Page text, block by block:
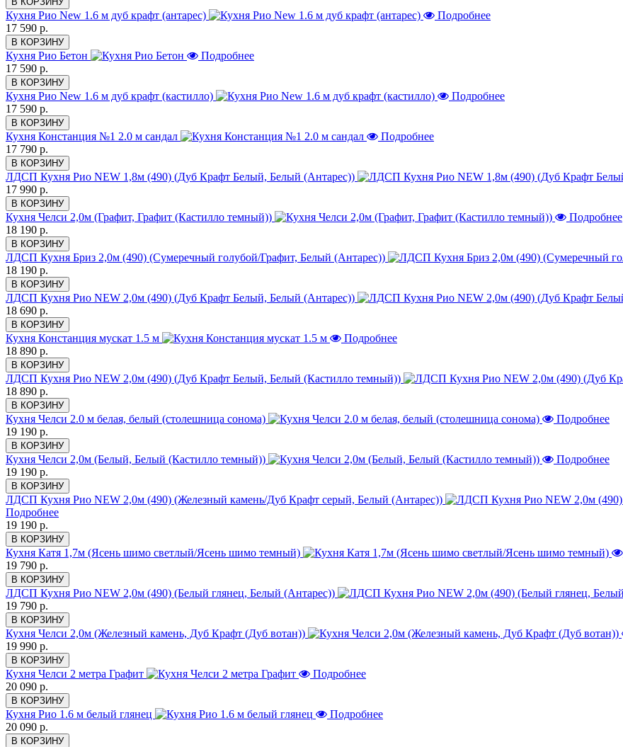
Кухня Рио New 1.6 м дуб крафт (антарес)
Подробнее
17 590 р.
В КОРЗИНУ
Кухня Рио Бетон
Подробнее
17 590 р.
В КОРЗИНУ
Кухня Рио New 1.6 м дуб крафт (кастилло)
Подробнее
17 590 р.
В КОРЗИНУ
Кухня Констанция №1 2.0 м сандал
Подробнее
17 790 р.
В КОРЗИНУ
ЛДСП Кухня Рио NEW 1,8м (490) (Дуб Крафт Белый, Белый (Антарес))
17 990 р.
В КОРЗИНУ
Кухня Челси 2,0м (Графит, Графит (Кастилло темный))
Подробнее
18 190 р.
В КОРЗИНУ
ЛДСП Кухня Бриз 2,0м (490) (Сумеречный голубой/Графит, Белый (Антарес))
18 190 р.
В КОРЗИНУ
ЛДСП Кухня Рио NEW 2,0м (490) (Дуб Крафт Белый, Белый (Антарес))
18 690 р.
В КОРЗИНУ
Кухня Констанция мускат 1.5 м
Подробнее
18 890 р.
В КОРЗИНУ
ЛДСП Кухня Рио NEW 2,0м (490) (Дуб Крафт Белый, Белый (Кастилло темный))
18 890 р.
В КОРЗИНУ
Кухня Челси 2.0 м белая, белый (столешница сонома)
Подробнее
19 190 р.
В КОРЗИНУ
Кухня Челси 2,0м (Белый, Белый (Кастилло темный))
Подробнее
19 190 р.
В КОРЗИНУ
ЛДСП Кухня Рио NEW 2,0м (490) (Железный камень/Дуб Крафт серый, Белый (Антарес))
Подробнее
19 190 р.
В КОРЗИНУ
Кухня Катя 1,7м (Ясень шимо светлый/Ясень шимо темный)
19 790 р.
В КОРЗИНУ
ЛДСП Кухня Рио NEW 2,0м (490) (Белый глянец, Белый (Антарес))
19 790 р.
В КОРЗИНУ
Кухня Челси 2,0м (Железный камень, Дуб Крафт (Дуб вотан))
19 990 р.
В КОРЗИНУ
Кухня Челси 2 метра Графит
Подробнее
20 090 р.
В КОРЗИНУ
Кухня Рио 1.6 м белый глянец
Подробнее
20 090 р.
В КОРЗИНУ